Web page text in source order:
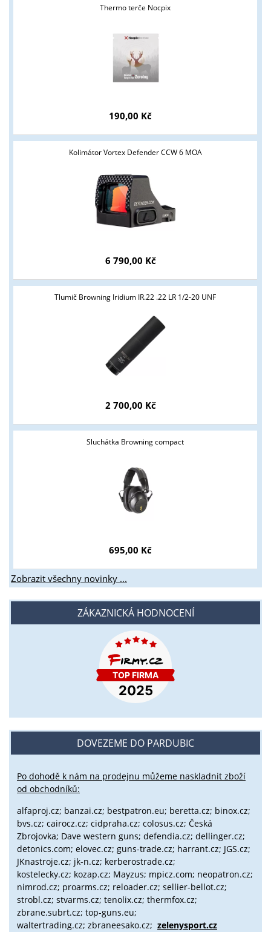
Thermo terče Nocpix
190,00 Kč
Kolimátor Vortex Defender CCW 6 MOA
6 790,00 Kč
Tlumič Browning Iridium IR.22 .22 LR 1/2-20 UNF
2 700,00 Kč
Sluchátka Browning compact
695,00 Kč
Zobrazit všechny novinky ...
ZÁKAZNICKÁ HODNOCENÍ
DOVEZEME DO PARDUBIC
Po dohodě k nám na prodejnu můžeme naskladnit zboží
od obchodníků:
alfaproj.cz; banzai.cz; bestpatron.eu; beretta.cz; binox.cz;
bvs.cz; cairocz.cz; cidpraha.cz; colosus.cz; Česká
Zbrojovka; Dave western guns; defendia.cz; dellinger.cz;
detonics.com; elovec.cz; guns-trade.cz; harrant.cz; JGS.cz;
JKnastroje.cz; jk-n.cz; kerberostrade.cz;
kostelecky.cz; kozap.cz; Mayzus; mpicz.com; neopatron.cz;
nimrod.cz; proarms.cz; reloader.cz; sellier-bellot.cz;
strobl.cz; stvarms.cz; tenolix.cz; thermfox.cz;
zbrane.subrt.cz; top-guns.eu;
waltertrading.cz; zbraneesako.cz; zelenysport.cz
Tyto stránky jsou určeny pouze odborné veřejnosti od 18 let a
podnikatelům v oblasti zbraně a střelivo. Splňujete tyto
podmínky?